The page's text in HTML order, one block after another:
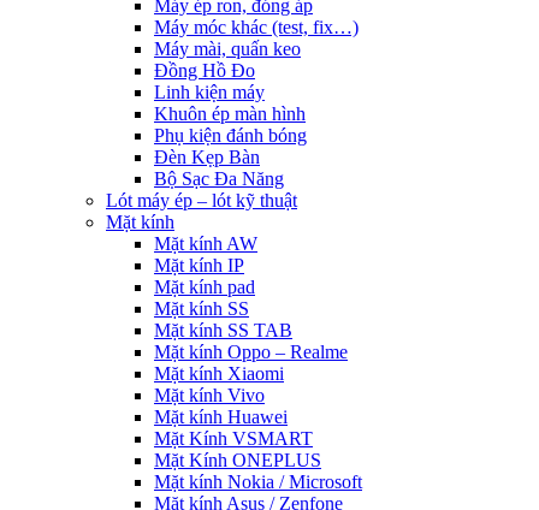
Máy ép ron, đóng áp
Máy móc khác (test, fix…)
Máy mài, quấn keo
Đồng Hồ Đo
Linh kiện máy
Khuôn ép màn hình
Phụ kiện đánh bóng
Đèn Kẹp Bàn
Bộ Sạc Đa Năng
Lót máy ép – lót kỹ thuật
Mặt kính
Mặt kính AW
Mặt kính IP
Mặt kính pad
Mặt kính SS
Mặt kính SS TAB
Mặt kính Oppo – Realme
Mặt kính Xiaomi
Mặt kính Vivo
Mặt kính Huawei
Mặt Kính VSMART
Mặt Kính ONEPLUS
Mặt kính Nokia / Microsoft
Mặt kính Asus / Zenfone